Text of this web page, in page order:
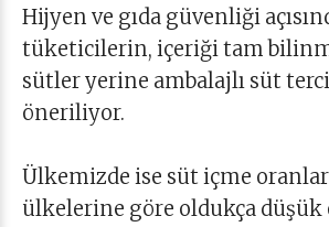
Hijyen ve gıda güvenliği
tüketicilerin, içeriği tam
sütler yerine ambalajlı süt
öneriliyor.
Ülkemizde ise süt içme
ülkelerine göre oldukça düşük